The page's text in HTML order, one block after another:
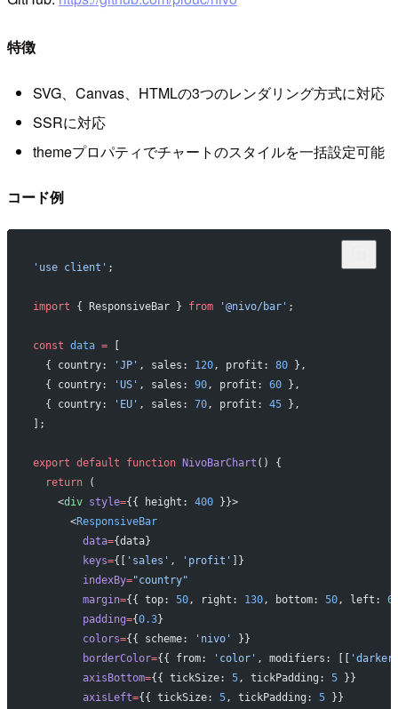
特徴
SVG、Canvas、HTMLの3つのレンダリング方式に対応
SSRに対応
themeプロパティでチャートのスタイルを一括設定可能
コード例
'use client' ;
import { ResponsiveBar } from '@nivo/bar' ;
const data = [
  { country:
'JP' , sales: 120, profit: 80 },
  { country:
'US' , sales: 90, profit: 60 },
  { country:
'EU' , sales: 70, profit: 45 },
];
export default function NivoBarChart () {
  return
(
    <
div style={{ height: 400 }}>
      <
ResponsiveBar
        data
={data}
        keys
={[ 'sales' , 'profit' ]}
        indexBy
="country"
        margin
={{ top: 50, right: 130, bottom: 50, left:
        padding
={0.3}
        colors
={{ scheme: 'nivo'
}}
        borderColor
={{ from: 'color' , modifiers: [[
        axisBottom
={{ tickSize: 5, tickPadding: 5 }}
        axisLeft
={{ tickSize: 5, tickPadding: 5 }}